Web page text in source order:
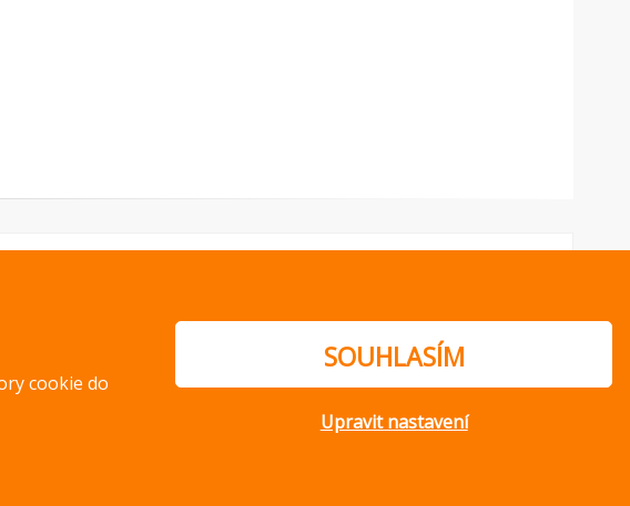
cookie do
SOUHLASÍM
Upravit nastavení